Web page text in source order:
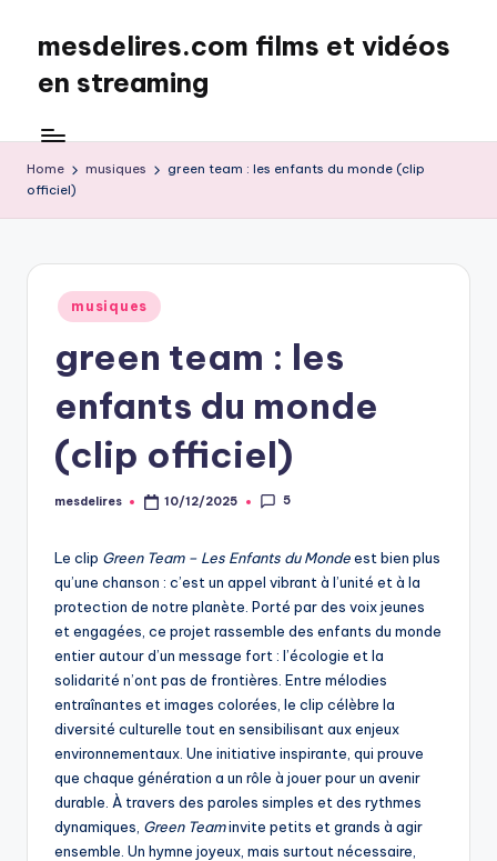
content
mesdelires.com films et vidéos
en streaming
:
film
et
video
en
français
Home musiques
green team : les enfants du monde (clip
officiel)
Posted
in
musiques
green team : les
enfants du monde
(clip officiel)
Posted
mesdelires 10/12/2025 5
Le clip Green Team – Les Enfants du Mondeest bien plus
qu’une chanson : c’est un appel vibrant à l’unité et à la
protection de notre planète. Porté par des voix jeunes
et engagées, ce projet rassemble des enfants du monde
entier autour d’un message fort : l’écologie et la
solidarité n’ont pas de frontières. Entre mélodies
entraînantes et images colorées, le clip célèbre la
diversité culturelle tout en sensibilisant aux enjeux
environnementaux. Une initiative inspirante, qui prouve
que chaque génération a un rôle à jouer pour un avenir
durable. À travers des paroles simples et des rythmes
dynamiques, Green Teaminvite petits et grands à agir
ensemble. Un hymne joyeux, mais surtout nécessaire,